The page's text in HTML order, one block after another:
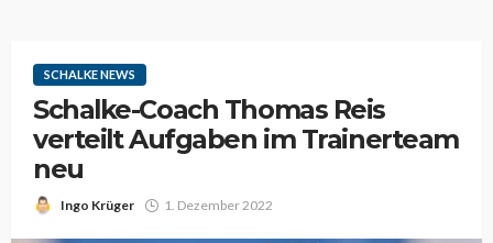
SCHALKE NEWS
Schalke-Coach Thomas Reis
verteilt Aufgaben im Trainerteam
neu
Ingo Krüger 1. Dezember 2022